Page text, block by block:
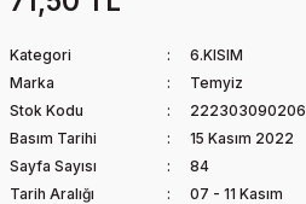
Kategori
6.KISIM
Marka
Temyiz
Stok Kodu
222303090206
Basım Tarihi
15 Kasım 2022
Sayfa Sayısı
84
Tarih Aralığı
07 - 11 Kasım